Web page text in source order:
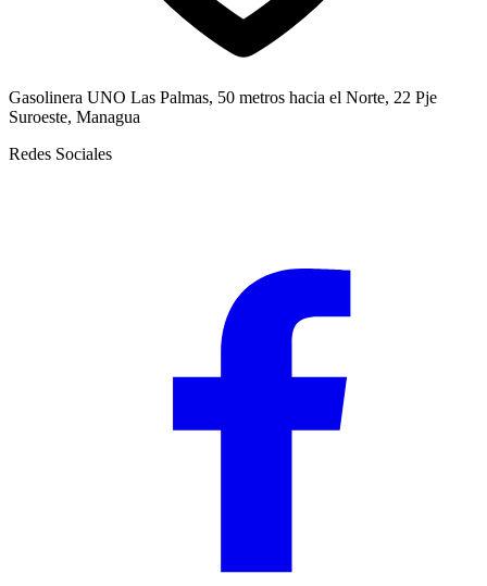
Gasolinera UNO Las Palmas, 50 metros hacia el Norte, 22 Pje
Suroeste, Managua
Redes Sociales